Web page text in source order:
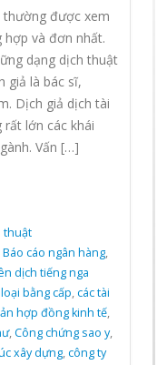
thường được xem
hợp và đơn nhất.
dạng dịch thuật
giả là bác sĩ,
Dịch giả dịch tài
lớn các khái
Vấn […]
thuật
Báo cáo ngân hàng,
dịch tiếng nga
bằng cấp,các tài
hợp đồng kinh tế,
,Công chứng sao y,
xây dựng,công ty